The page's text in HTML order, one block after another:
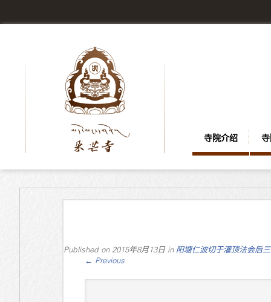
寺院介绍
Published on 2015年8月13日in 阳塘仁波切于灌顶法会后
← Previous